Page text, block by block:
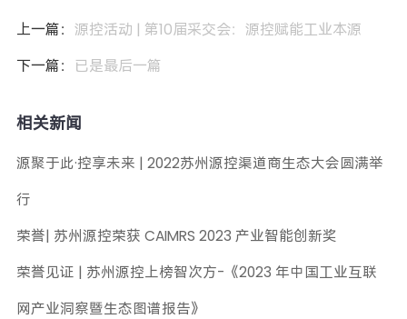
上一篇： 源控活动 | 第10届采交会：源控赋能工业本源
下一篇： 已是最后一篇
相关新闻
源聚于此·控享未来 | 2022苏州源控渠道商生态大会圆满举
行
荣誉| 苏州源控荣获 CAIMRS 2023 产业智能创新奖
荣誉见证 | 苏州源控上榜智次方-《2023 年中国工业互联
网产业洞察暨生态图谱报告》